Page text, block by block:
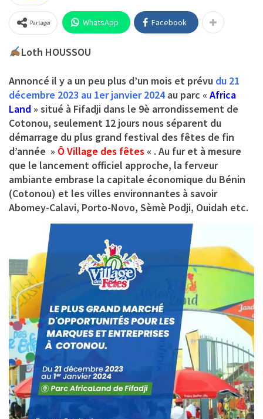
Partager WhatsApp Facebook
Loth HOUSSOU
Annoncé il y a un peu plus d’un mois et prévu du 21
décembre 2023 au 1er janvier 2024 au parc « Africa
Land » situé à Fifadji dans le 9è arrondissement de
Cotonou, seulement 12 jours nous séparent du
démarrage du plus grand festival des fêtes de fin
d’année » Ô Village des fêtes « . Au fur et à mesure
que le lancement officiel approche, la ferveur
ambiante embrase la capitale économique du Bénin
(Cotonou) et les villes environnantes à savoir
Abomey-Calavi, Porto-Novo, Sèmè Podji, Ouidah etc.